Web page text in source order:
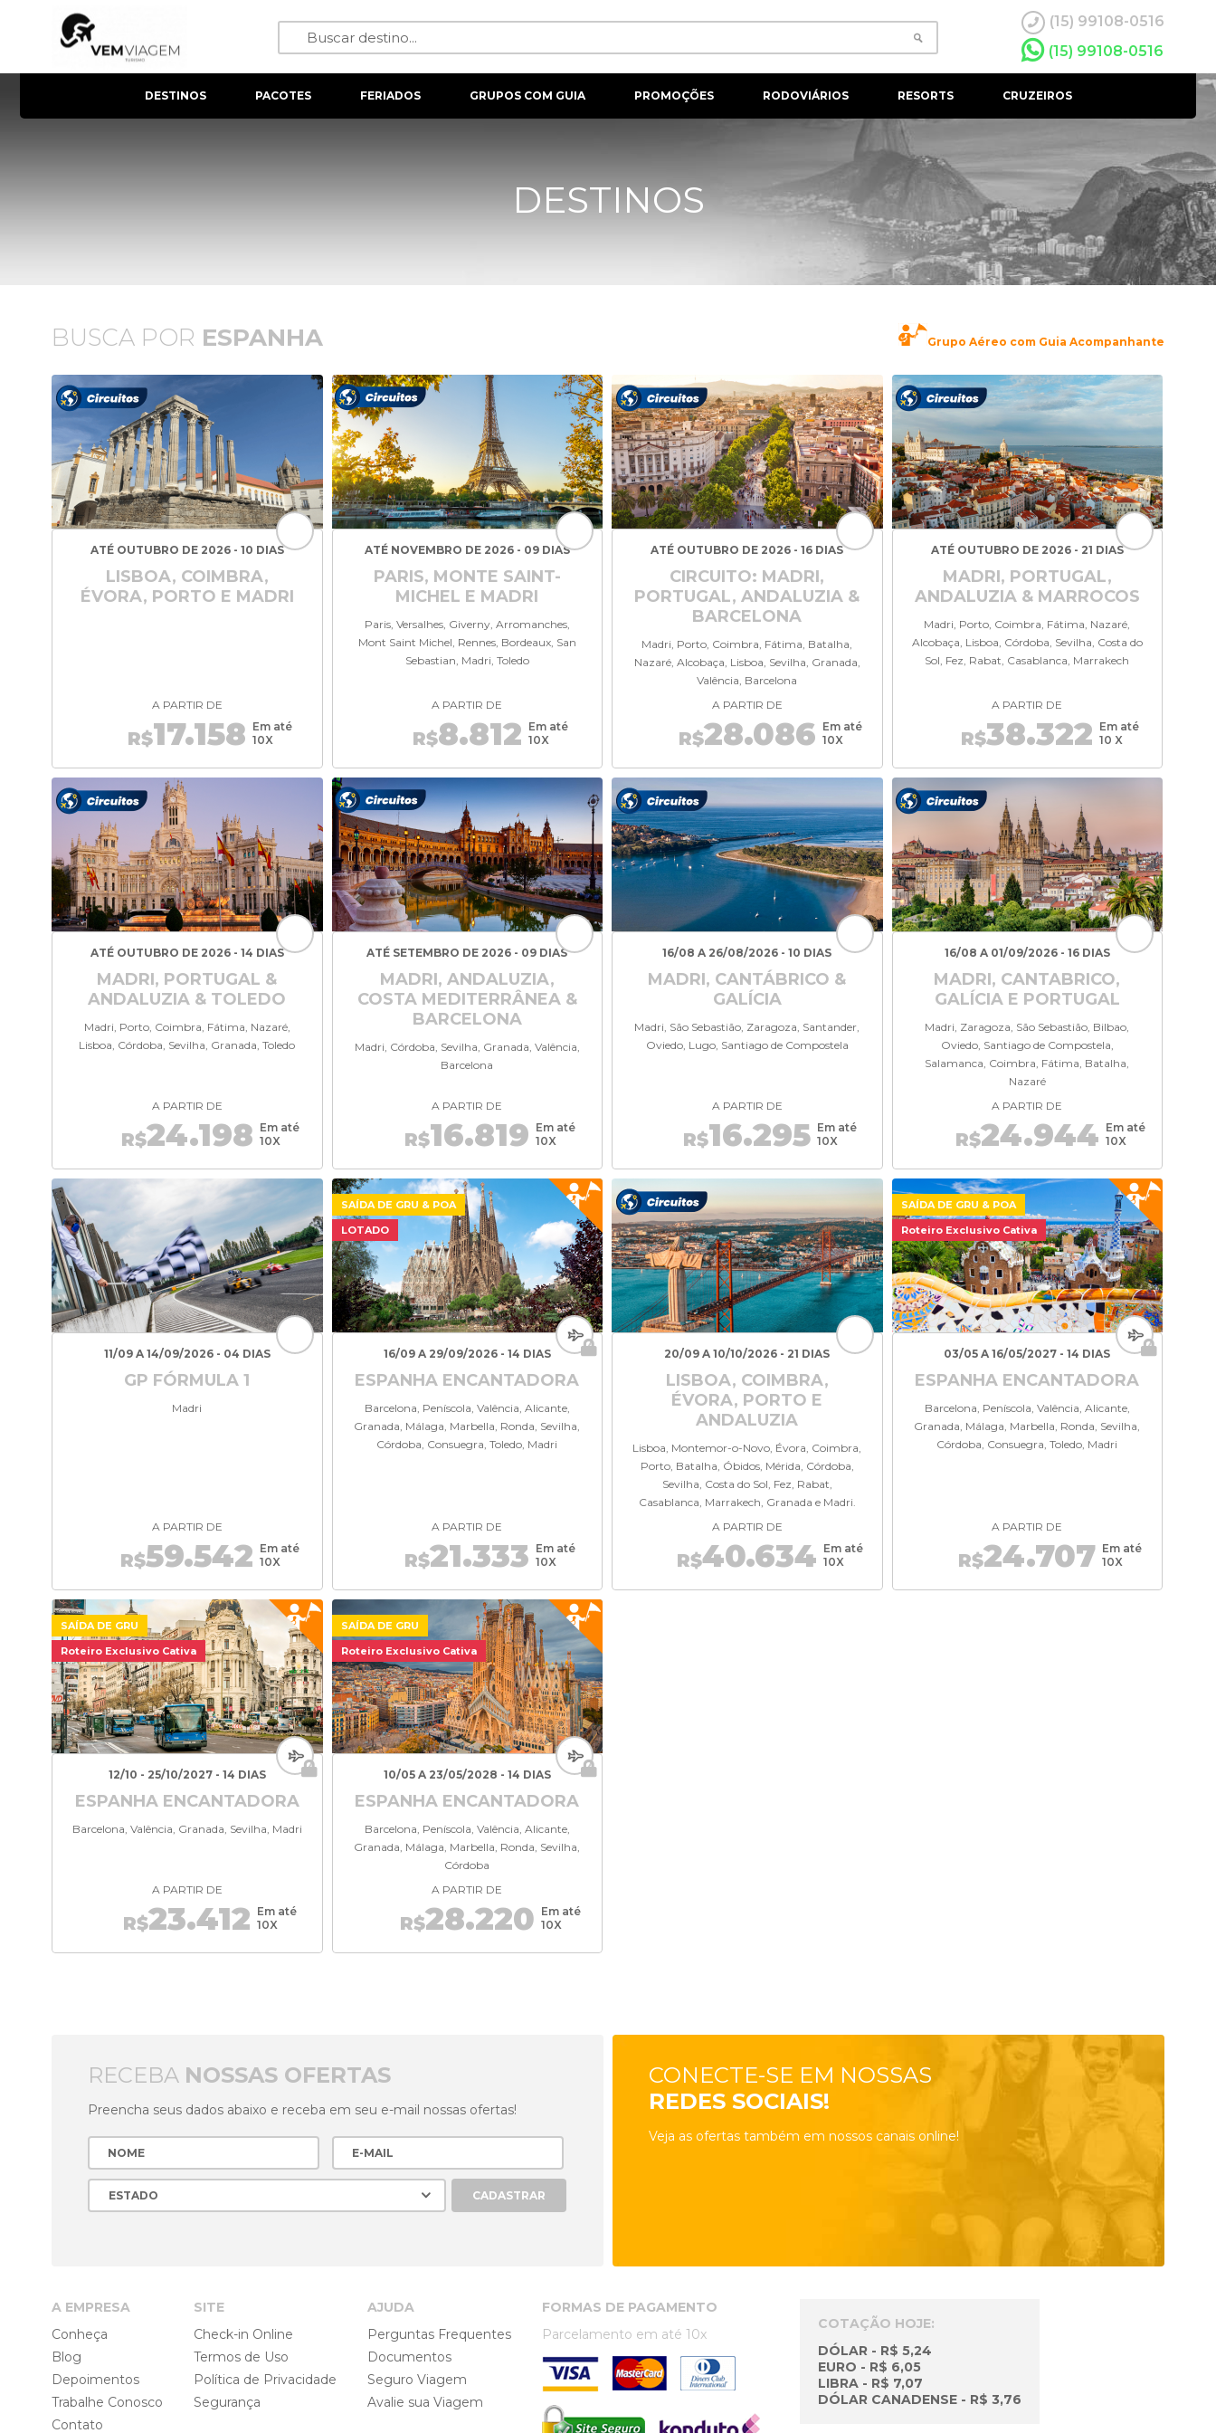
(15) 99108-0516
(15) 99108-0516
DESTINOS PACOTES FERIADOS GRUPOS COM GUIA PROMOÇÕES RODOVIÁRIOS RESORTS CRUZEIROS
DESTINOS
BUSCA POR ESPANHA Grupo Aéreo com Guia Acompanhante
ATÉ OUTUBRO DE 2026 - 10 DIAS
LISBOA, COIMBRA,
ÉVORA, PORTO E MADRI
A PARTIR DE
R$17.158 Em até
10X
ATÉ NOVEMBRO DE 2026 - 09 DIAS
PARIS, MONTE SAINT-
MICHEL E MADRI
Paris, Versalhes, Giverny, Arromanches,
Mont Saint Michel, Rennes, Bordeaux, San
Sebastian, Madri, Toledo
A PARTIR DE
R$8.812 Em até
10X
ATÉ OUTUBRO DE 2026 - 16 DIAS
CIRCUITO: MADRI,
PORTUGAL, ANDALUZIA &
BARCELONA
Madri, Porto, Coimbra, Fátima, Batalha,
Nazaré, Alcobaça, Lisboa, Sevilha, Granada,
Valência, Barcelona
A PARTIR DE
R$28.086 Em até
10X
ATÉ OUTUBRO DE 2026 - 21 DIAS
MADRI, PORTUGAL,
ANDALUZIA & MARROCOS
Madri, Porto, Coimbra, Fátima, Nazaré,
Alcobaça, Lisboa, Córdoba, Sevilha, Costa do
Sol, Fez, Rabat, Casablanca, Marrakech
A PARTIR DE
R$38.322 Em até
10 X
ATÉ OUTUBRO DE 2026 - 14 DIAS
MADRI, PORTUGAL &
ANDALUZIA & TOLEDO
Madri, Porto, Coimbra, Fátima, Nazaré,
Lisboa, Córdoba, Sevilha, Granada, Toledo
A PARTIR DE
R$24.198 Em até
10X
ATÉ SETEMBRO DE 2026 - 09 DIAS
MADRI, ANDALUZIA,
COSTA MEDITERRÂNEA &
BARCELONA
Madri, Córdoba, Sevilha, Granada, Valência,
Barcelona
A PARTIR DE
R$16.819 Em até
10X
16/08 A 26/08/2026 - 10 DIAS
MADRI, CANTÁBRICO &
GALÍCIA
Madri, São Sebastião, Zaragoza, Santander,
Oviedo, Lugo, Santiago de Compostela
A PARTIR DE
R$16.295 Em até
10X
16/08 A 01/09/2026 - 16 DIAS
MADRI, CANTABRICO,
GALÍCIA E PORTUGAL
Madri, Zaragoza, São Sebastião, Bilbao,
Oviedo, Santiago de Compostela,
Salamanca, Coimbra, Fátima, Batalha,
Nazaré
A PARTIR DE
R$24.944 Em até
10X
11/09 A 14/09/2026 - 04 DIAS
GP FÓRMULA 1
Madri
A PARTIR DE
R$59.542 Em até
10X
SAÍDA DE GRU & POA
LOTADO
16/09 A 29/09/2026 - 14 DIAS
ESPANHA ENCANTADORA
Barcelona, Peníscola, Valência, Alicante,
Granada, Málaga, Marbella, Ronda, Sevilha,
Córdoba, Consuegra, Toledo, Madri
A PARTIR DE
R$21.333 Em até
10X
20/09 A 10/10/2026 - 21 DIAS
LISBOA, COIMBRA,
ÉVORA, PORTO E
ANDALUZIA
Lisboa, Montemor-o-Novo, Évora, Coimbra,
Porto, Batalha, Óbidos, Mérida, Córdoba,
Sevilha, Costa do Sol, Fez, Rabat,
Casablanca, Marrakech, Granada e Madri.
A PARTIR DE
R$40.634 Em até
10X
SAÍDA DE GRU & POA
Roteiro Exclusivo Cativa
03/05 A 16/05/2027 - 14 DIAS
ESPANHA ENCANTADORA
Barcelona, Peníscola, Valência, Alicante,
Granada, Málaga, Marbella, Ronda, Sevilha,
Córdoba, Consuegra, Toledo, Madri
A PARTIR DE
R$24.707 Em até
10X
SAÍDA DE GRU
Roteiro Exclusivo Cativa
12/10 - 25/10/2027 - 14 DIAS
ESPANHA ENCANTADORA
Barcelona, ​​Valência, Granada, Sevilha, Madri
A PARTIR DE
R$23.412 Em até
10X
SAÍDA DE GRU
Roteiro Exclusivo Cativa
10/05 A 23/05/2028 - 14 DIAS
ESPANHA ENCANTADORA
Barcelona, Peníscola, Valência, Alicante,
Granada, Málaga, Marbella, Ronda, Sevilha,
Córdoba
A PARTIR DE
R$28.220 Em até
10X
RECEBA NOSSAS OFERTAS
Preencha seus dados abaixo e receba em seu e-mail nossas ofertas!
CONECTE-SE EM NOSSAS
REDES SOCIAIS!
Veja as ofertas também em nossos canais online!
A EMPRESA
Conheça
Blog
Depoimentos
Trabalhe Conosco
Contato
SITE
Check-in Online
Termos de Uso
Política de Privacidade
Segurança
AJUDA
Perguntas Frequentes
Documentos
Seguro Viagem
Avalie sua Viagem
FORMAS DE PAGAMENTO
Parcelamento em até 10x
COTAÇÃO HOJE:
DÓLAR - R$ 5,24
EURO - R$ 6,05
LIBRA - R$ 7,07
DÓLAR CANADENSE - R$ 3,76